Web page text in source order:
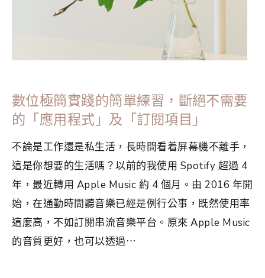
數位極簡實踐的簡單練習，斷絕不需要
的「應用程式」及「訂閱項目」
不論是工作還是私生活，長時間看着屏幕機不離手，
這是你想要的生活嗎？以前的我使用 Spotify 超過 4
年，最近轉用 Apple Music 約 4 個月。由 2016 年開
始，在通勤時間聽音樂已經是例行公事，既然使用率
這麼高，不如訂閱串流音樂平台。原來 Apple Music
的音質更好，也可以透過⋯